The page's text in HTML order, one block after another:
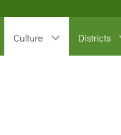
Culture Districts